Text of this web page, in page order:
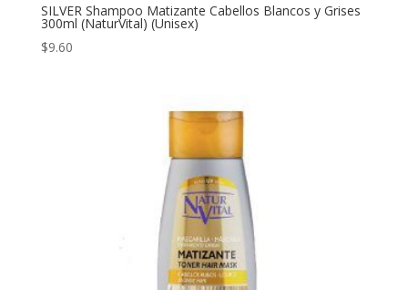
SILVER Shampoo Matizante Cabellos Blancos y Grises
300ml (NaturVital) (Unisex)
$9.60